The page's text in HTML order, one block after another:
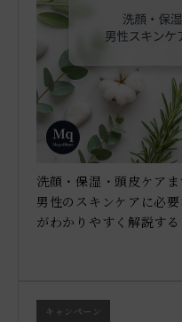
洗顔・保湿・頭皮ケア
男性のスキンケアに必
がわかりやすく解説する
キャンペーン